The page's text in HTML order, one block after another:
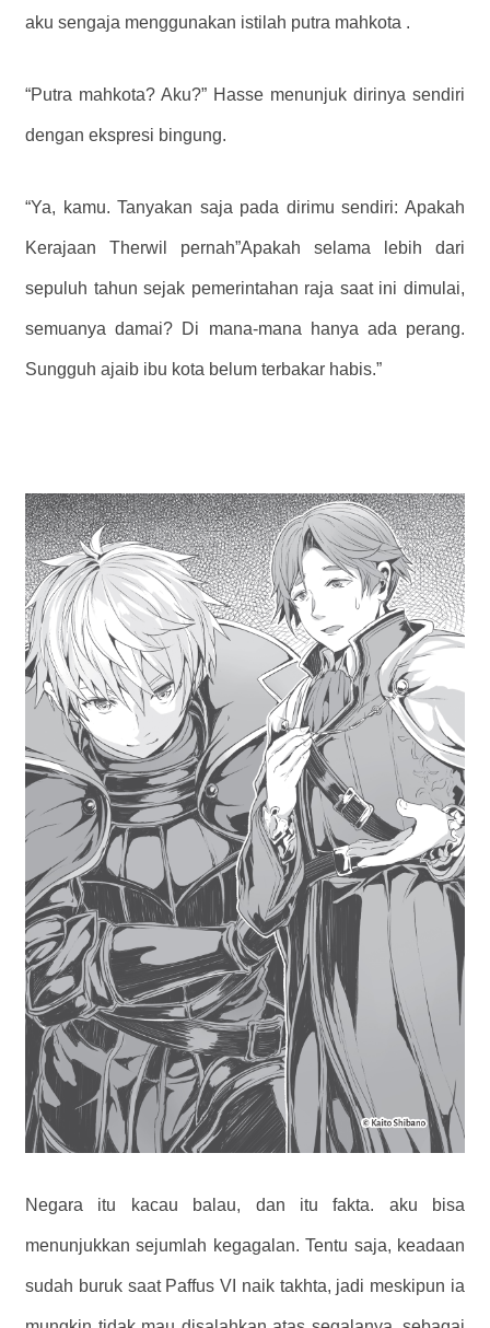
aku sengaja menggunakan istilah putra mahkota .
“Putra mahkota? Aku?” Hasse menunjuk dirinya sendiri
dengan ekspresi bingung.
“Ya, kamu. Tanyakan saja pada dirimu sendiri: Apakah
Kerajaan Therwil pernah”Apakah selama lebih dari
sepuluh tahun sejak pemerintahan raja saat ini dimulai,
semuanya damai? Di mana-mana hanya ada perang.
Sungguh ajaib ibu kota belum terbakar habis.”
Negara itu kacau balau, dan itu fakta. aku bisa
menunjukkan sejumlah kegagalan. Tentu saja, keadaan
sudah buruk saat Paffus VI naik takhta, jadi meskipun ia